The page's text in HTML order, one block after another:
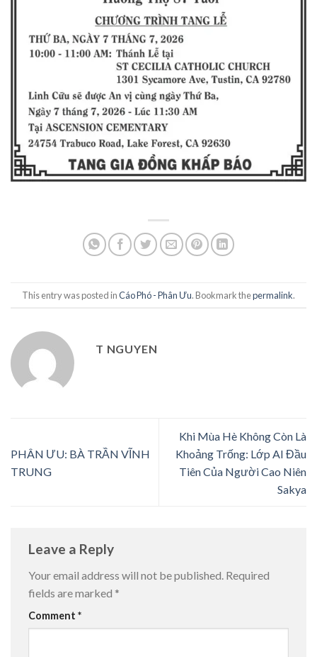
This entry was posted inCáo Phó - Phân Ưu. Bookmark thepermalink.
T NGUYEN
PHÂN ƯU: BÀ TRẦN VĨNH
TRUNG
Khi Mùa Hè Không Còn Là
Khoảng Trống: Lớp AI Đầu
Tiên Của Người Cao Niên
Sakya
Leave a Reply
Your email address will not be published. Required
fields are marked *
Comment *